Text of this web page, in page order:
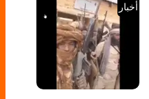
أخبار